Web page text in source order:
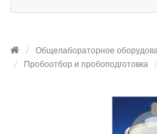
Общелабораторное
Пробоотбор и пробоподготовка